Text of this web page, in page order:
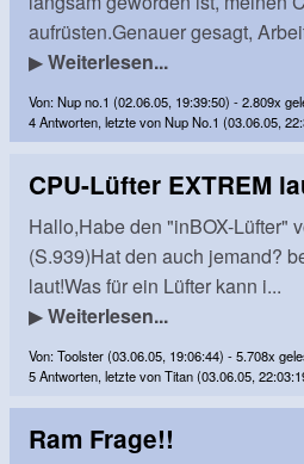
aufrüsten.Genauer gesagt,
▶Weiterlesen...
Von: Nup no.1 (02.06.05, 19:39:50) - 2.809x
4 Antworten, letzte von Nup No.1 (03.06.05,
CPU-Lüfter EXTREM
Hallo,Habe den "inBOX-Lüfter"
(S.939)Hat den auch jemand?
laut!Was für ein Lüfter kann i...
▶Weiterlesen...
Von: Toolster (03.06.05, 19:06:44) - 5.708x
5 Antworten, letzte von Titan (03.06.05,
Ram Frage!!